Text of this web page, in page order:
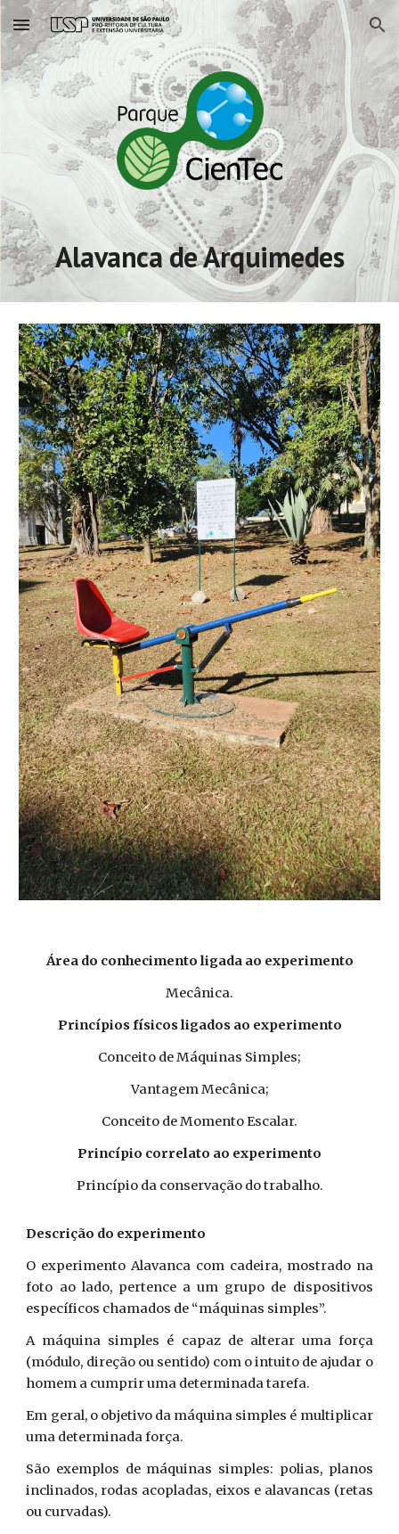
Skip to main content Skip to navigation
Alavanca de Arquimedes
Área do conhecimento ligada ao experimento
Mecânica.
Princípios físicos ligados ao experimento
Conceito de Máquinas Simples;
Vantagem Mecânica;
Conceito de Momento Escalar.
Princípio correlato ao experimento
Princípio da conservação do trabalho.
Descrição do experimento
O experimento Alavanca com cadeira, mostrado na
foto ao lado, pertence a um grupo de dispositivos
específicos chamados de “máquinas simples”.
A máquina simples é capaz de alterar uma força
(módulo, direção ou sentido) com o intuito de ajudar o
homem a cumprir uma determinada tarefa.
Em geral, o objetivo da máquina simples é multiplicar
uma determinada força.
São exemplos de máquinas simples: polias, planos
inclinados, rodas acopladas, eixos e alavancas (retas
ou curvadas).